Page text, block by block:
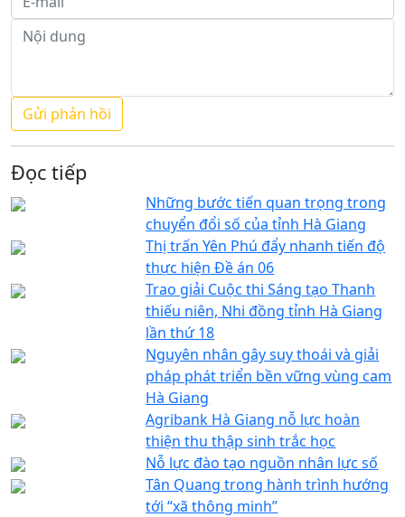
Đọc tiếp
Những bước tiến quan trọng trong
chuyển đổi số của tỉnh Hà Giang
Thị trấn Yên Phú đẩy nhanh tiến độ
thực hiện Đề án 06
Trao giải Cuộc thi Sáng tạo Thanh
thiếu niên, Nhi đồng tỉnh Hà Giang
lần thứ 18
Nguyên nhân gây suy thoái và giải
pháp phát triển bền vững vùng cam
Hà Giang
Agribank Hà Giang nỗ lực hoàn
thiện thu thập sinh trắc học
Nỗ lực đào tạo nguồn nhân lực số
Tân Quang trong hành trình hướng
tới “xã thông minh”